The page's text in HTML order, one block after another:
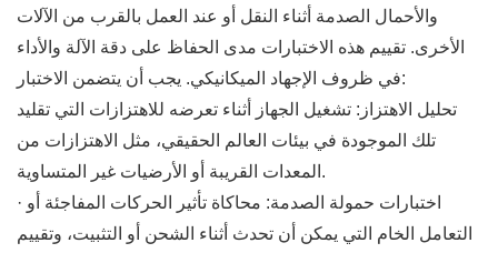
والأحمال الصدمة أثناء النقل أو عند العمل بالقرب من الآلات
الأخرى. تقييم هذه الاختبارات مدى الحفاظ على دقة الآلة والأداء
في ظروف الإجهاد الميكانيكي. يجب أن يتضمن الاختبار:
تحليل الاهتزاز: تشغيل الجهاز أثناء تعرضه للاهتزازات التي تقليد
تلك الموجودة في بيئات العالم الحقيقي، مثل الاهتزازات من
المعدات القريبة أو الأرضيات غير المتساوية.
· اختبارات حمولة الصدمة: محاكاة تأثير الحركات المفاجئة أو
التعامل الخام التي يمكن أن تحدث أثناء الشحن أو التثبيت، وتقييم